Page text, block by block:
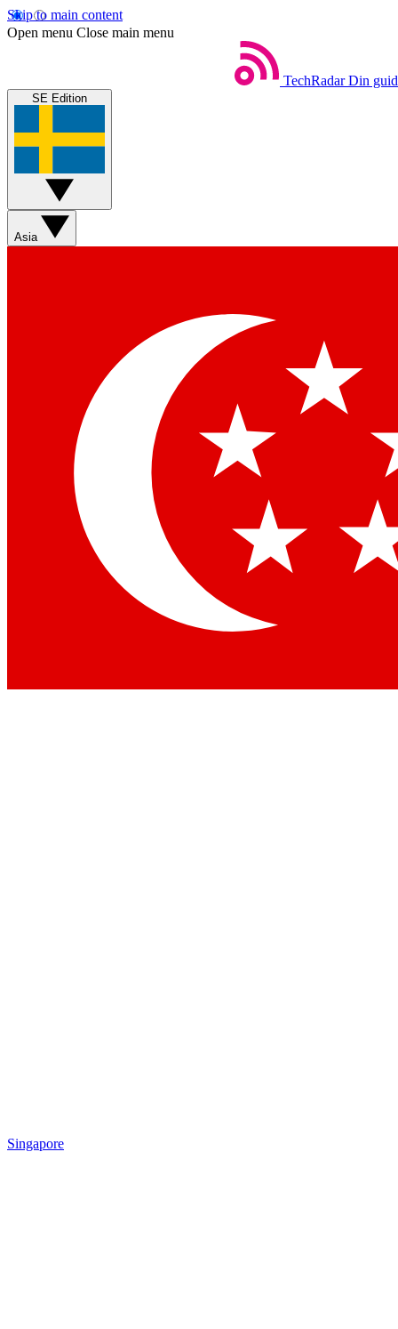
Skip to main content
Open menu Close main menu
TechRadar Din
SE Edition
Asia
Singapore